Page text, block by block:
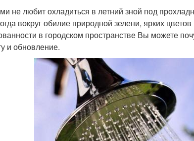
не любит охладиться в летний зной под
вокруг обилие природной зелени, ярких
в городском пространстве Вы можете
и обновление.